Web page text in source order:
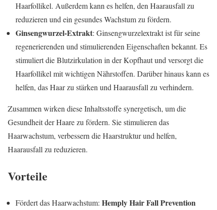
Haarfollikel. Außerdem kann es helfen, den Haarausfall zu
reduzieren und ein gesundes Wachstum zu fördern.
Ginsengwurzel-Extrakt: Ginsengwurzelextrakt ist für seine
regenerierenden und stimulierenden Eigenschaften bekannt. Es
stimuliert die Blutzirkulation in der Kopfhaut und versorgt die
Haarfollikel mit wichtigen Nährstoffen. Darüber hinaus kann es
helfen, das Haar zu stärken und Haarausfall zu verhindern.
Zusammen wirken diese Inhaltsstoffe synergetisch, um die
Gesundheit der Haare zu fördern. Sie stimulieren das
Haarwachstum, verbessern die Haarstruktur und helfen,
Haarausfall zu reduzieren.
Vorteile
Fördert das Haarwachstum: Hemply Hair Fall Prevention